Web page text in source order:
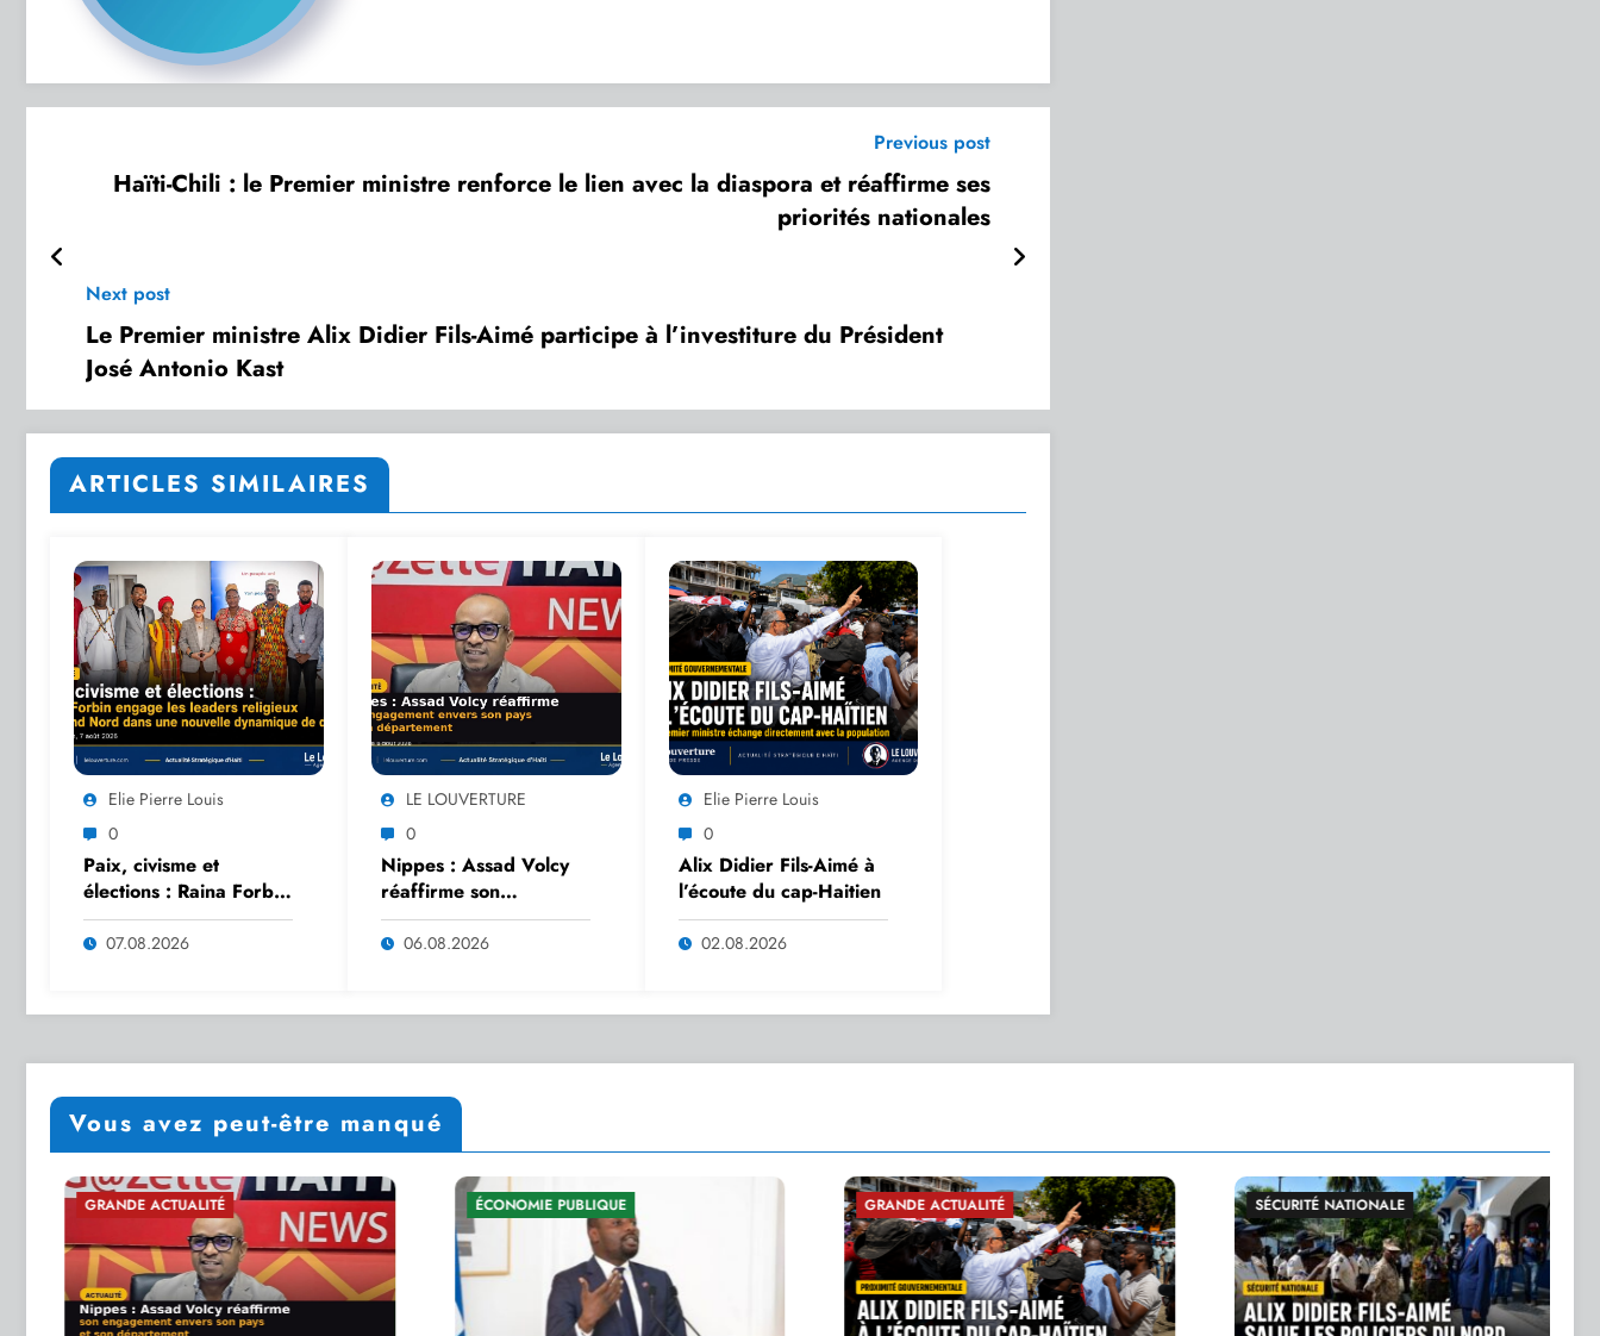
Previous post
Haïti-Chili : le Premier ministre renforce le lien avec la diaspora et réaffirme ses
priorités nationales
Next post
Le Premier ministre Alix Didier Fils-Aimé participe à l’investiture du Président
José Antonio Kast
ARTICLES SIMILAIRES
Elie Pierre Louis
0
Paix, civisme et
élections : Raina Forbin
engage les leaders
religieux du Grand
dialogue
07.08.2026
LE LOUVERTURE
0
Nippes : Assad Volcy
réaffirme son
engagement envers son
pays et son
06.08.2026
Elie Pierre Louis
0
Alix Didier Fils-Aimé à
l’écoute du cap-Haitien
02.08.2026
Vous avez peut-être manqué
ÉCONOMIE PUBLIQUE SÉCURITÉ NATIONALE GRANDE ACTUALITÉ